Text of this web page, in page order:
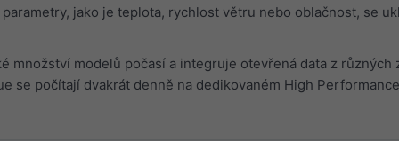
jako je teplota, rychlost větru nebo oblačnost, se
množství modelů počasí a integruje otevřená data z různých
se počítají dvakrát denně na dedikovaném High Performance